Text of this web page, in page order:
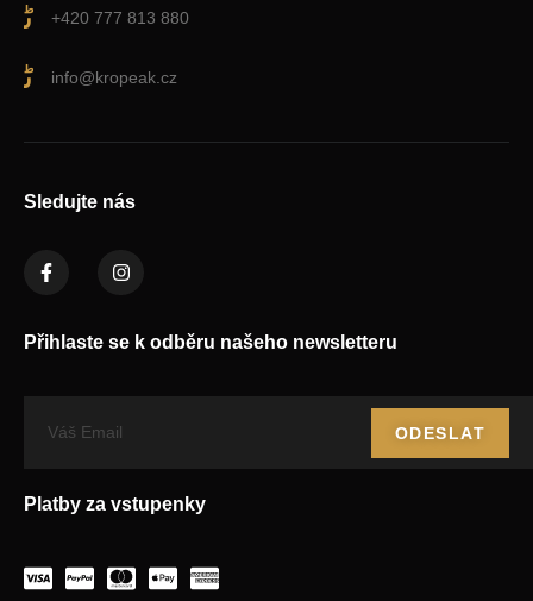
+420 777 813 880
info@kropeak.cz
Sledujte nás
Přihlaste se k odběru našeho newsletteru
ODESLAT
Platby za vstupenky